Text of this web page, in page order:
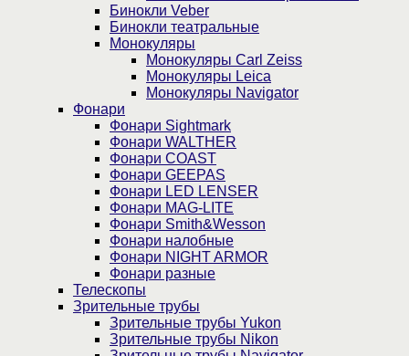
Бинокли Veber
Бинокли театральные
Монокуляры
Монокуляры Carl Zeiss
Монокуляры Leica
Монокуляры Navigator
Фонари
Фонари Sightmark
Фонари WALTHER
Фонари COAST
Фонари GEEPAS
Фонари LED LENSER
Фонари MAG-LITE
Фонари Smith&Wesson
Фонари налобные
Фонари NIGHT ARMOR
Фонари разные
Телескопы
Зрительные трубы
Зрительные трубы Yukon
Зрительные трубы Nikon